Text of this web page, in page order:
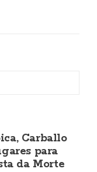
Carballo
para
da Morte